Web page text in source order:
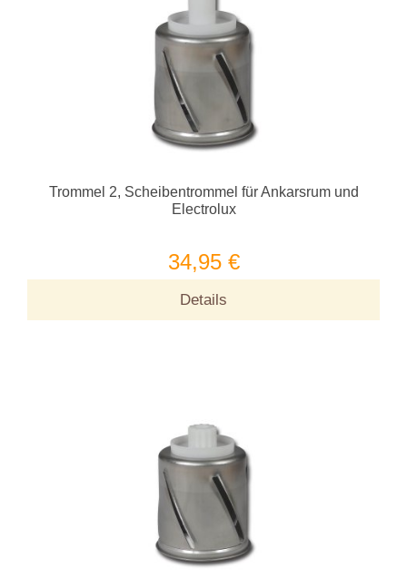
Trommel 2, Scheibentrommel für Ankarsrum und
Electrolux
34,95 €
Details